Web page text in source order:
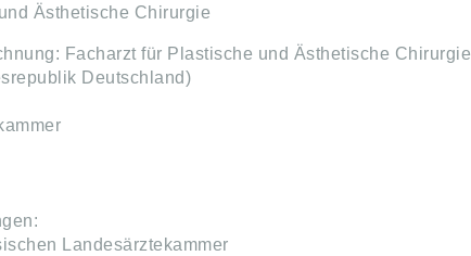
Ästhetische Chirurgie
Facharzt für Plastische und Ästhetische Chirurgie
Deutschland)
Landesärztekammer